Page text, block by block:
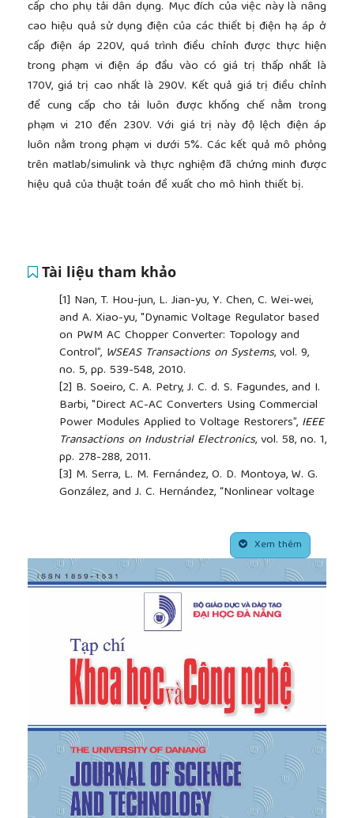
cấp cho phụ tải dân dụng. Mục đích của việc này là nâng
cao hiệu quả sử dụng điện của các thiết bị điện hạ áp ở
cấp điện áp 220V, quá trình điều chỉnh được thực hiện
trong phạm vi điện áp đầu vào có giá trị thấp nhất là
170V, giá trị cao nhất là 290V. Kết quả giá trị điều chỉnh
để cung cấp cho tải luôn được khống chế nằm trong
phạm vi 210 đến 230V. Với giá trị này độ lệch điện áp
luôn nằm trong phạm vi dưới 5%. Các kết quả mô phỏng
trên matlab/simulink và thực nghiệm đã chứng minh được
hiệu quả của thuật toán đề xuất cho mô hình thiết bị.
Tài liệu tham khảo
[1] Nan, T. Hou-jun, L. Jian-yu, Y. Chen, C. Wei-wei,
and A. Xiao-yu, "Dynamic Voltage Regulator based
on PWM AC Chopper Converter: Topology and
Control”, WSEAS Transactions on Systems, vol. 9,
no. 5, pp. 539-548, 2010.
[2] B. Soeiro, C. A. Petry, J. C. d. S. Fagundes, and I.
Barbi, "Direct AC-AC Converters Using Commercial
Power Modules Applied to Voltage Restorers”, IEEE
Transactions on Industrial Electronics, vol. 58, no. 1,
pp. 278-288, 2011.
[3] M. Serra, L. M. Fernández, O. D. Montoya, W. G.
González, and J. C. Hernández, “Nonlinear voltage
systems: an application of the PI-PBC method”,
, vol. 9, no. 5, p. 847, 2020.
[4]A. Naidu, S. R. Arya, and T. H. M. El-Fouly,
“Comparative performance of dynamic voltage
restorer using adaptive control algorithms with
optimized error regulator gains”,Int. Trans. Elect.
Energy Syst., early access, article no
https://doi.org/10.1002/2050-7038.12696
[5]Nasrollahi, M. Asadi, and M. Farhadi-Kangarlu.
“Sliding mode control of a dynamic voltage restorer
based on PWM AC chopper in three-phase three-
International Journal of Electrical
Power & Energy Systems, vol. 134, no. 4, 2022,
Pages 107-113.
[6] Ferdi, C. Benachaiba, S. Dib, and R. Dehini,
“Adaptive PI Control of Dynamic Voltage Restorer
Using Fuzzy Logic”,
Journal of Electrical
Xem thêm